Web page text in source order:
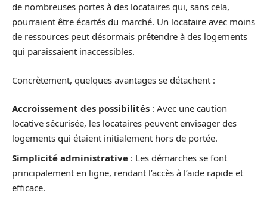
de nombreuses portes à des locataires qui, sans cela,
pourraient être écartés du marché. Un locataire avec moins
de ressources peut désormais prétendre à des logements
qui paraissaient inaccessibles.
Concrètement, quelques avantages se détachent :
Accroissement des possibilités : Avec une caution
locative sécurisée, les locataires peuvent envisager des
logements qui étaient initialement hors de portée.
Simplicité administrative : Les démarches se font
principalement en ligne, rendant l’accès à l’aide rapide et
efficace.